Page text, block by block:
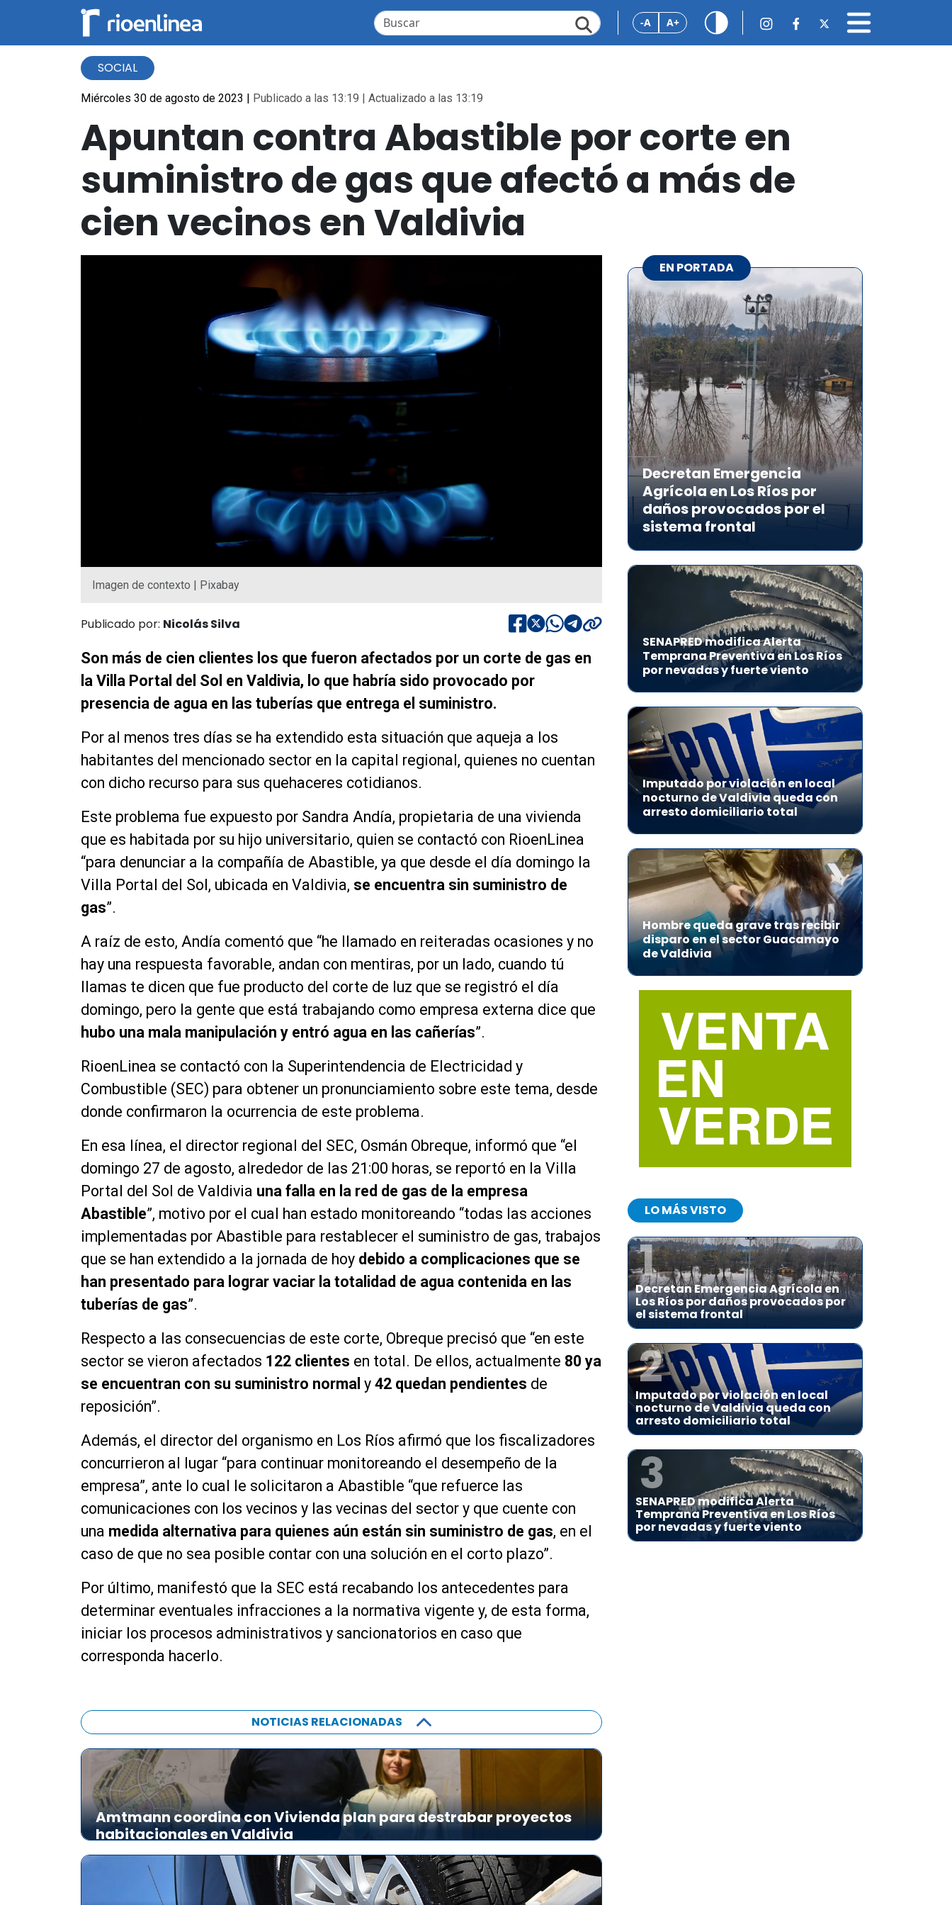
-A A+
SOCIAL
Miércoles 30 de agosto de 2023 | Publicado a las 13:19 | Actualizado a las 13:19
Apuntan contra Abastible por corte en
suministro de gas que afectó a más de
cien vecinos en Valdivia
Imagen de contexto | Pixabay
Publicado por: Nicolás Silva
Son más de cien clientes los que fueron afectados por un corte de gas en
la Villa Portal del Sol en Valdivia, lo que habría sido provocado por
presencia de agua en las tuberías que entrega el suministro.
Por al menos tres días se ha extendido esta situación que aqueja a los
habitantes del mencionado sector en la capital regional, quienes no cuentan
con dicho recurso para sus quehaceres cotidianos.
Este problema fue expuesto por Sandra Andía, propietaria de una vivienda
que es habitada por su hijo universitario, quien se contactó con RioenLinea
“para denunciar a la compañía de Abastible, ya que desde el día domingo la
Villa Portal del Sol, ubicada en Valdivia, se encuentra sin suministro de
gas”.
A raíz de esto, Andía comentó que “he llamado en reiteradas ocasiones y no
hay una respuesta favorable, andan con mentiras, por un lado, cuando tú
llamas te dicen que fue producto del corte de luz que se registró el día
domingo, pero la gente que está trabajando como empresa externa dice que
hubo una mala manipulación y entró agua en las cañerías”.
RioenLinea se contactó con la Superintendencia de Electricidad y
Combustible (SEC) para obtener un pronunciamiento sobre este tema, desde
donde confirmaron la ocurrencia de este problema.
En esa línea, el director regional del SEC, Osmán Obreque, informó que “el
domingo 27 de agosto, alrededor de las 21:00 horas, se reportó en la Villa
Portal del Sol de Valdivia una falla en la red de gas de la empresa
Abastible”, motivo por el cual han estado monitoreando “todas las acciones
implementadas por Abastible para restablecer el suministro de gas, trabajos
que se han extendido a la jornada de hoy debido a complicaciones que se
han presentado para lograr vaciar la totalidad de agua contenida en las
tuberías de gas”.
Respecto a las consecuencias de este corte, Obreque precisó que “en este
sector se vieron afectados 122 clientes en total. De ellos, actualmente 80 ya
se encuentran con su suministro normal y 42 quedan pendientes de
reposición”.
Además, el director del organismo en Los Ríos afirmó que los fiscalizadores
concurrieron al lugar “para continuar monitoreando el desempeño de la
empresa”, ante lo cual le solicitaron a Abastible “que refuerce las
comunicaciones con los vecinos y las vecinas del sector y que cuente con
una medida alternativa para quienes aún están sin suministro de gas, en el
caso de que no sea posible contar con una solución en el corto plazo”.
Por último, manifestó que la SEC está recabando los antecedentes para
determinar eventuales infracciones a la normativa vigente y, de esta forma,
iniciar los procesos administrativos y sancionatorios en caso que
corresponda hacerlo.
NOTICIAS RELACIONADAS
Amtmann coordina con Vivienda plan para destrabar proyectos
habitacionales en Valdivia
EN PORTADA
Decretan Emergencia
Agrícola en Los Ríos por
daños provocados por el
sistema frontal
SENAPRED modifica Alerta
Temprana Preventiva en Los Ríos
por nevadas y fuerte viento
Imputado por violación en local
nocturno de Valdivia queda con
arresto domiciliario total
Hombre queda grave tras recibir
disparo en el sector Guacamayo
de Valdivia
LO MÁS VISTO
1
Decretan Emergencia Agrícola en
Los Ríos por daños provocados por
el sistema frontal
2
Imputado por violación en local
nocturno de Valdivia queda con
arresto domiciliario total
3
SENAPRED modifica Alerta
Temprana Preventiva en Los Ríos
por nevadas y fuerte viento